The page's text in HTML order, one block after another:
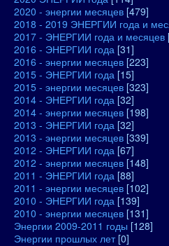
2020 - энергии месяцев [479]
2018 - 2019 ЭНЕРГИИ года и
2017 - ЭНЕРГИИ года и месяцев
2016 - ЭНЕРГИИ года [31]
2016 - энергии месяцев [223]
2015 - ЭНЕРГИИ года [15]
2015 - энергии месяцев [323]
2014 - ЭНЕРГИИ года [32]
2014 - энергии месяцев [198]
2013 - ЭНЕРГИИ года [32]
2013 - энергии месяцев [339]
2012 - ЭНЕРГИИ года [67]
2012 - энергии месяцев [148]
2011 - ЭНЕРГИИ года [88]
2011 - энергии месяцев [102]
2010 - ЭНЕРГИИ года [139]
2010 - энергии месяцев [131]
Энергии 2009-2011 годы [128]
Энергии прошлых лет [0]